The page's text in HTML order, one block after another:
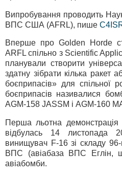
Випробування проводить
ВПС США (AFRL), пише
Вперше про Golden Horde
ARFL спільно з Scientific
планували створити
здатну зібрати кілька
боєприпасів» для спільної
боєприпасів називалися
AGM-158 JASSM і AGM-160
Перша льотна
відбулась 14 листопада
винищувач F-16 зі складу
ВПС (авіабаза ВПС Еглін,
авіабомби.